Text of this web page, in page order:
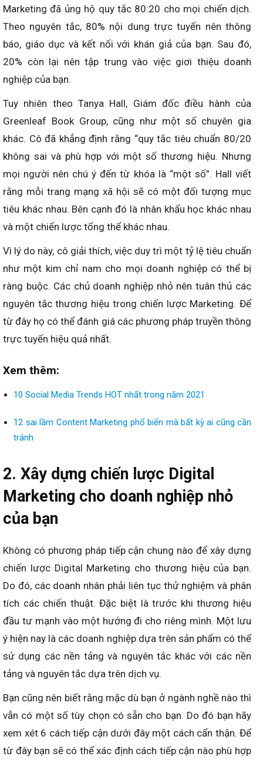
Marketing đã ủng hộ quy tắc 80:20 cho mọi chiến dịch.
Theo nguyên tắc, 80% nội dung trực tuyến nên thông
báo, giáo dục và kết nối với khán giả của bạn. Sau đó,
20% còn lại nên tập trung vào việc giơi thiệu doanh
nghiệp của bạn.
Tuy nhiên theo Tanya Hall, Giám đốc điều hành của
Greenleaf Book Group, cũng như một số chuyên gia
khác. Cô đã khẳng định rằng “quy tắc tiêu chuẩn 80/20
không sai và phù hợp với một số thương hiệu. Nhưng
mọi người nên chú ý đến từ khóa là “một số”. Hall viết
rằng mỗi trang mạng xã hội sẽ có một đối tượng mục
tiêu khác nhau. Bên cạnh đó là nhân khẩu học khác nhau
và một chiến lược tổng thể khác nhau.
Vì lý do này, cô giải thích, việc duy trì một tỷ lệ tiêu chuẩn
như một kim chỉ nam cho mọi doanh nghiệp có thể bị
ràng buộc. Các chủ doanh nghiệp nhỏ nên tuân thủ các
nguyên tắc thương hiệu trong chiến lược Marketing. Để
từ đây họ có thể đánh giá các phương pháp truyền thông
trực tuyến hiệu quả nhất.
Xem thêm:
10 Social Media Trends HOT nhất trong năm 2021
12 sai lầm Content Marketing phổ biến mà bất kỳ ai cũng cần
tránh
2. Xây dựng chiến lược Digital
Marketing cho doanh nghiệp nhỏ
của bạn
Không có phương pháp tiếp cận chung nào để xây dựng
chiến lược Digital Marketing cho thương hiệu của bạn.
Do đó, các doanh nhân phải liên tục thử nghiệm và phân
tích các chiến thuật. Đặc biệt là trước khi thương hiệu
đầu tư mạnh vào một hướng đi cho riêng mình. Một lưu
ý hiện nay là các doanh nghiệp dựa trên sản phẩm có thể
sử dụng các nền tảng và nguyên tắc khác với các nền
tảng và nguyên tắc dựa trên dịch vụ.
Bạn cũng nên biết rằng mặc dù bạn ở ngành nghề nào thì
vẫn có một số tùy chọn có sẵn cho bạn. Do đó bạn hãy
xem xét 6 cách tiếp cận dưới đây một cách cẩn thận. Để
từ đây bạn sẽ có thể xác định cách tiếp cận nào phù hợp